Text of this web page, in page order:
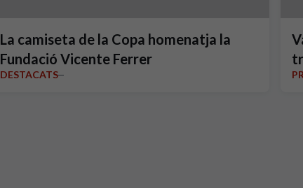
La camiseta de la Copa homenatja la
Fundació Vicente Ferrer
DESTACATS